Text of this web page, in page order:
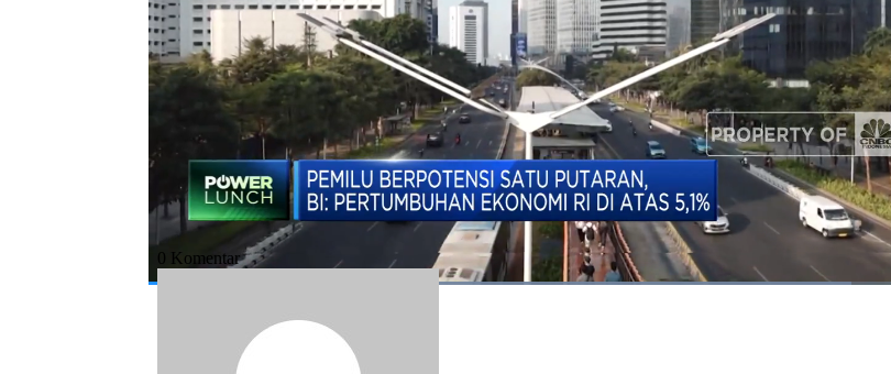
Bagikan:
#ekonomi ri #bank indonesia